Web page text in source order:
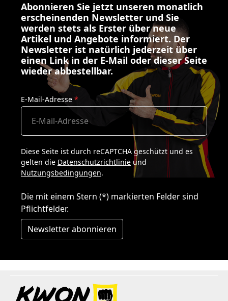
Abonnieren Sie jetzt unseren monatlich
erscheinenden Newsletter und Sie
werden stets als Erster über neue
Artikel und Angebote informiert. Der
Newsletter ist natürlich jederzeit über
einen Link in der E-Mail oder dieser Seite
wieder abbestellbar.
E-Mail-Adresse *
Diese Seite ist durch reCAPTCHA geschützt und es
gelten die Datenschutzrichtlinie und
Nutzungsbedingungen.
Die mit einem Stern (*) markierten Felder sind
Pflichtfelder.
Newsletter abonnieren